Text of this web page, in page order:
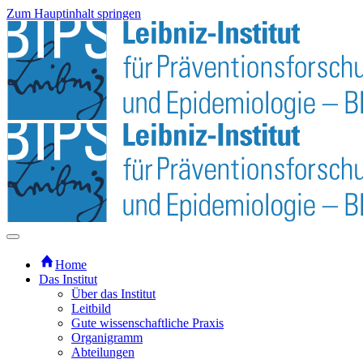
Zum Hauptinhalt springen
Home
Das Institut
Über das Institut
Leitbild
Gute wissenschaftliche Praxis
Organigramm
Abteilungen